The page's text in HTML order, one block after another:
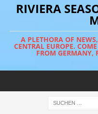
RIVIERA
A PLETHORA OF
CENTRAL EUROPE.
FROM GERMANY,